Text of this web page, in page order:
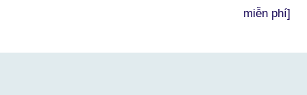
miễn phí]